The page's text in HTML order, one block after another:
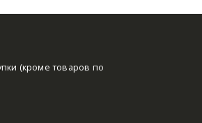
(кроме товаров по